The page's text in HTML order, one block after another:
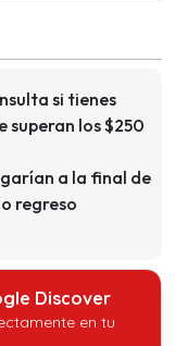
si tienes
superan los $250
a la final de
regreso
Discover
en tu